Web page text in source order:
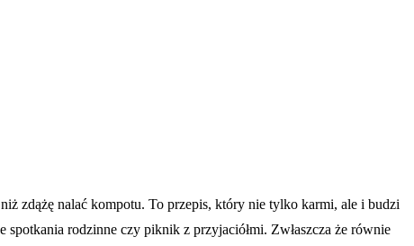
zdążę nalać kompotu. To przepis, który nie tylko karmi, ale i budzi
rodzinne czy piknik z przyjaciółmi. Zwłaszcza że równie